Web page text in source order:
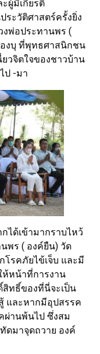
ผู้มีเกียรติ
ระวัติศาสตร์ครั้งยิ่ง
งพ่อประทานพร (
งบุ ที่พุทธศาสนิกชน
วจิตใจของชาวบ้าน
ป -มา
ได้เข้ามากราบไหว้
พร ( องค์ยืน) วัด
โรคภัยไข้เจ็บ และมี
ห้หน้าที่การงาน
ทธิ์ของที่นี่จะเป็น
และหากมีอุปสรรค
ผ่านพ้นไป ซึ่งสม
ดมาจุดถวาย องค์